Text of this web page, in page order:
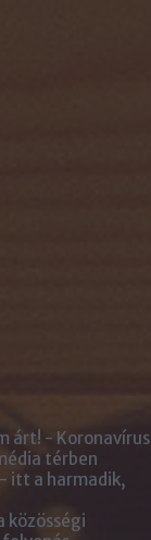
árt! - Koronavírus
térben
itt a harmadik,
közösségi